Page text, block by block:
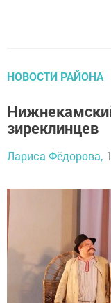
НОВОСТИ РАЙОНА
зиреклинцев
Лариса Фёдорова,